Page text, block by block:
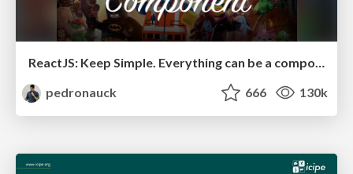
ReactJS: Keep Simple. Everything can be a component!
pedronauck
666 130k